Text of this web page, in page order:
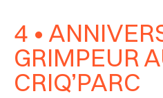
4 •
GRIMPEUR
CRIQ’PARC